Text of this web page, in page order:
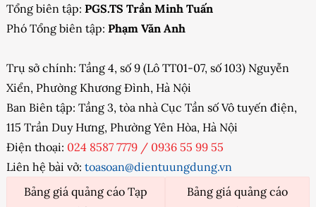
Tổng biên tập: PGS.TS Trần Minh Tuấn
Phó Tổng biên tập: Phạm Văn Anh
Trụ sở chính: Tầng 4, số 9 (Lô TT01-07, số 103) Nguyễn
Xiển, Phường Khương Đình, Hà Nội
Ban Biên tập: Tầng 3, tòa nhà Cục Tần số Vô tuyến điện,
115 Trần Duy Hưng, Phường Yên Hòa, Hà Nội
Điện thoại: 024 8587 7779 / 0936 55 99 55
Liên hệ bài vở: toasoan@dientuungdung.vn
Bảng giá quảng cáo Tạp
Bảng giá quảng cáo